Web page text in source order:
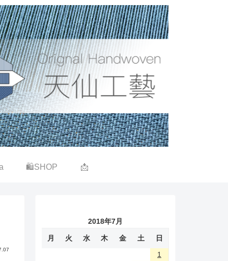
🛍SHOP 📩
2018年7月
月 火 水 木 金 土
日
1